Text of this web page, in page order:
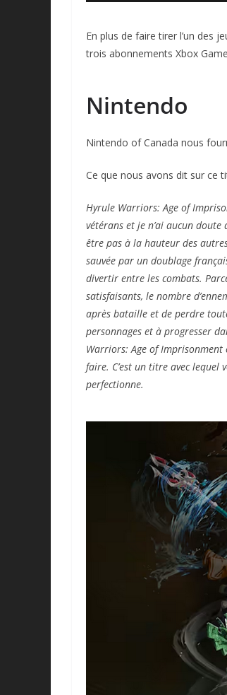
En plus de faire tirer l’un des
trois abonnements Xbox
Nintendo
Nintendo of Canada nous
Ce que nous avons dit sur ce
Hyrule Warriors: Age of
vétérans et je n’ai aucun
être pas à la hauteur des
sauvée par un doublage
divertir entre les combats.
satisfaisants, le nombre
après bataille et de perdre
personnages et à progresser
Warriors: Age of Imprisonment
faire. C’est un titre avec
perfectionne.